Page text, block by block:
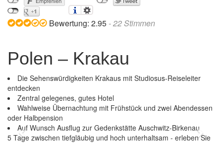
Bewertung: 2.95 -22Stimmen
Polen – Krakau
Die Sehenswürdigkeiten Krakaus mit Studiosus-Reiseleiter
entdecken
Zentral gelegenes, gutes Hotel
Wahlweise Übernachtung mit Frühstück und zwei Abendessen
oder Halbpension
Auf Wunsch Ausflug zur Gedenkstätte Auschwitz-Birkenau
Previous Next
5 Tage zwischen tiefgläubig und hoch unterhaltsam - erleben Sie